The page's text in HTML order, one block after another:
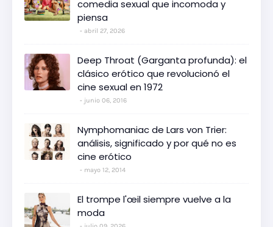
comedia sexual que incomoda y
piensa
abril 27, 2026
Deep Throat (Garganta profunda): el
clásico erótico que revolucionó el
cine sexual en 1972
junio 06, 2016
Nymphomaniac de Lars von Trier:
análisis, significado y por qué no es
cine erótico
mayo 12, 2014
El trompe l'œil siempre vuelve a la
moda